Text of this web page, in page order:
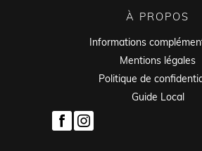
À PROPOS
Informations
Mentions légales
Politique de
Guide Local